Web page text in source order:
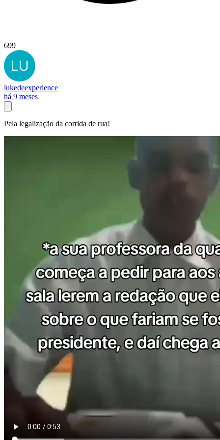
699
lukedeexperience
há 9 meses
Pela legalização da corrida de rua!